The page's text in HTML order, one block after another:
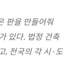
판을 만들어줘
있다. 법정 건축
, 전국의 각 시·도